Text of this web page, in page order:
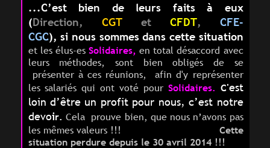
...C’est bien de leurs faits à eux
(Direction, CGT et CFDT, CFE-
CGC), si nous sommes dans cette situation
et les élus-es Solidaires, en total désaccord avec
leurs méthodes, sont bien obligés de se
présenter à ces réunions, afin d'y représenter
les salariés qui ont voté pour Solidaires. C'est
loin d’être un profit pour nous, c’est notre
devoir. Cela prouve bien, que nous n’avons pas
les mêmes valeurs !!!
Cette
situation perdure depuis le 30 avril 2014 !!!